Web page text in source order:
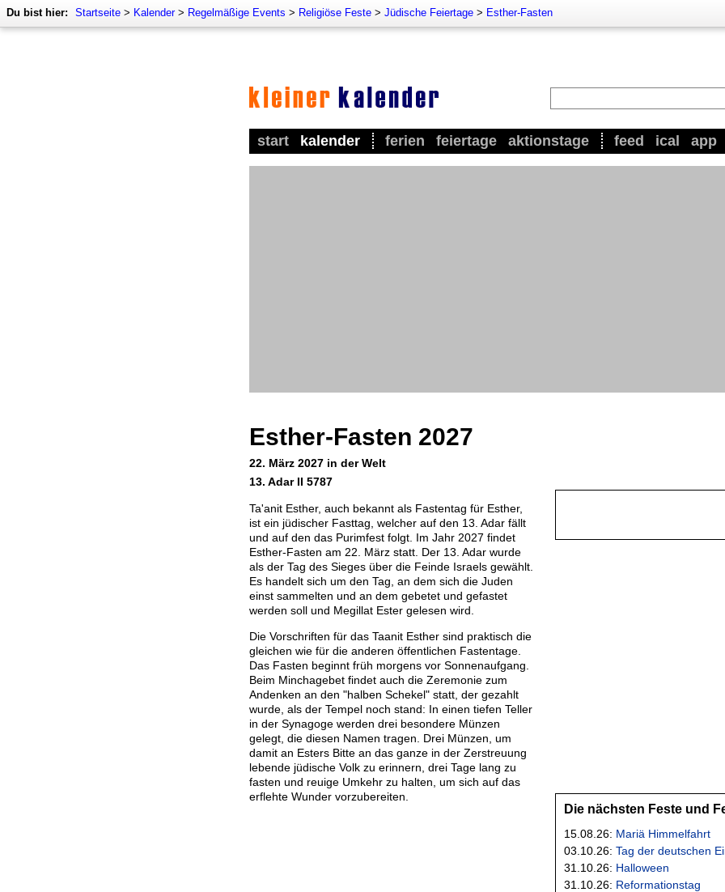
Du bist hier: Startseite > Kalender> Regelmäßige Events > Religiöse Feste > Jüdische Feiertage > Esther-Fasten
start kalender ferien feiertage aktionstage feed ical app
Esther-Fasten 2027
22. März 2027 in der Welt
13. Adar II 5787
Ta'anit Esther, auch bekannt als Fastentag für Esther,
ist ein jüdischer Fasttag, welcher auf den 13. Adar fällt
und auf den das Purimfest folgt. Im Jahr 2027 findet
Esther-Fasten am 22. März statt. Der 13. Adar wurde
als der Tag des Sieges über die Feinde Israels gewählt.
Es handelt sich um den Tag, an dem sich die Juden
einst sammelten und an dem gebetet und gefastet
werden soll und Megillat Ester gelesen wird.
Die Vorschriften für das Taanit Esther sind praktisch die
gleichen wie für die anderen öffentlichen Fastentage.
Das Fasten beginnt früh morgens vor Sonnenaufgang.
Beim Minchagebet findet auch die Zeremonie zum
Andenken an den "halben Schekel" statt, der gezahlt
wurde, als der Tempel noch stand: In einen tiefen Teller
in der Synagoge werden drei besondere Münzen
gelegt, die diesen Namen tragen. Drei Münzen, um
damit an Esters Bitte an das ganze in der Zerstreuung
lebende jüdische Volk zu erinnern, drei Tage lang zu
fasten und reuige Umkehr zu halten, um sich auf das
erflehte Wunder vorzubereiten.
Die nächsten Feste und
15.08.26: Mariä Himmelfahrt
03.10.26: Tag der deutschen
31.10.26: Halloween
31.10.26: Reformationstag